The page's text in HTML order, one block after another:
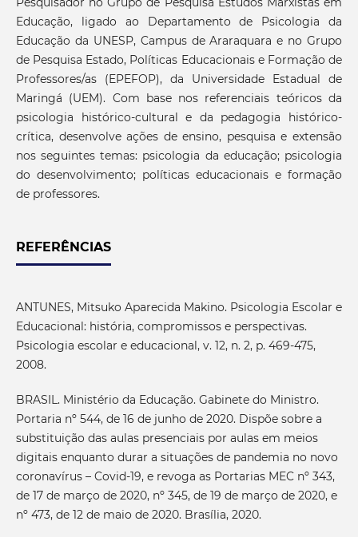
Educação, ligado ao Departamento de Psicologia da
Educação da UNESP, Campus de Araraquara e no Grupo
de Pesquisa Estado, Políticas Educacionais e Formação de
Professores/as (EPEFOP), da Universidade Estadual de
Maringá (UEM). Com base nos referenciais teóricos da
psicologia histórico-cultural e da pedagogia histórico-
crítica, desenvolve ações de ensino, pesquisa e extensão
nos seguintes temas: psicologia da educação; psicologia
do desenvolvimento; políticas educacionais e formação
de professores.
REFERÊNCIAS
ANTUNES, Mitsuko Aparecida Makino. Psicologia Escolar e
Educacional: história, compromissos e perspectivas.
Psicologia escolar e educacional, v. 12, n. 2, p. 469-475,
2008.
BRASIL. Ministério da Educação. Gabinete do Ministro.
Portaria nº 544, de 16 de junho de 2020. Dispõe sobre a
substituição das aulas presenciais por aulas em meios
digitais enquanto durar a situações de pandemia no novo
coronavírus – Covid-19, e revoga as Portarias MEC nº 343,
de 17 de março de 2020, nº 345, de 19 de março de 2020, e
nº 473, de 12 de maio de 2020. Brasília, 2020.